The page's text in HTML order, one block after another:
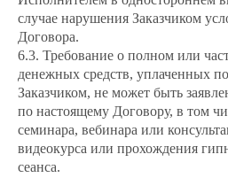
случае нарушения Заказчиком
Договора.
6.3. Требование о полном или
денежных средств, уплаченных
Заказчиком, не может быть
по настоящему Договору, в том
семинара, вебинара или
видеокурса или прохождения
сеанса.